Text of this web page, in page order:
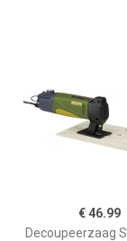
€ 46.99
Decoupeerzaag